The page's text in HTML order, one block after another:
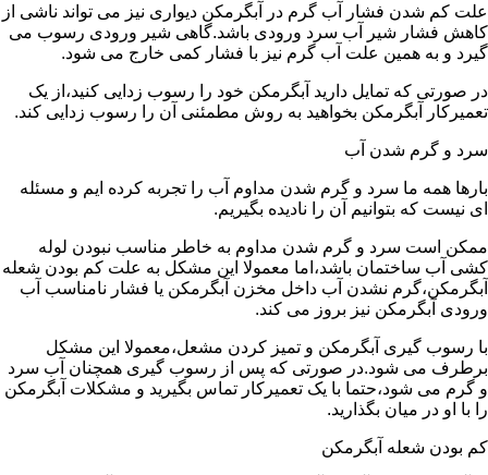
علت کم شدن فشار آب گرم در آبگرمکن دیواری نیز می تواند ناشی از
کاهش فشار شیر آب سرد ورودی باشد.گاهی شیر ورودی رسوب می
گیرد و به همین علت آب گرم نیز با فشار کمی خارج می شود.
در صورتی که تمایل دارید آبگرمکن خود را رسوب زدایی کنید،از یک
تعمیرکار آبگرمکن بخواهید به روش مطمئنی آن را رسوب زدایی کند.
سرد و گرم شدن آب
بارها همه ما سرد و گرم شدن مداوم آب را تجربه کرده ایم و مسئله
ای نیست که بتوانیم آن را نادیده بگیریم.
ممکن است سرد و گرم شدن مداوم به خاطر مناسب نبودن لوله
کشی آب ساختمان باشد،اما معمولا این مشکل به علت کم بودن شعله
آبگرمکن،گرم نشدن آب داخل مخزن آبگرمکن یا فشار نامناسب آب
ورودی آبگرمکن نیز بروز می کند.
با رسوب گیری آبگرمکن و تمیز کردن مشعل،معمولا این مشکل
برطرف می شود.در صورتی که پس از رسوب گیری همچنان آب سرد
و گرم می شود،حتما با یک تعمیرکار تماس بگیرید و مشکلات آبگرمکن
را با او در میان بگذارید.
کم بودن شعله آبگرمکن